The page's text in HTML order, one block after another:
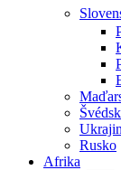
Rusko
Afrika